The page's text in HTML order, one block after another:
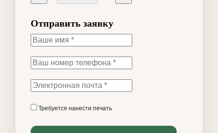
Отправить заявку
Требуется нанести печать